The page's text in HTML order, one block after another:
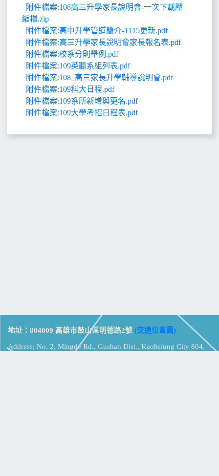
附件檔案:108高三升學家長說明會-一次下載壓
縮檔.zip
附件檔案:高中升學管道簡介-1115更新.pdf
附件檔案:高三升學家長說明會家長報名表.pdf
附件檔案:校系分則舉例.pdf
附件檔案:109英聽系組列表.pdf
附件檔案:108_高三家長升學輔導說明會.pdf
附件檔案:109科大日程.pdf
附件檔案:109系所新增與更名.pdf
附件檔案:109大學考招日程表.pdf
地址：804009 高雄市鼓山區明德路2號 (交通位置圖)
Address: No. 2, Mingde Rd., Gushan Dist., Kaohsiung City 804,